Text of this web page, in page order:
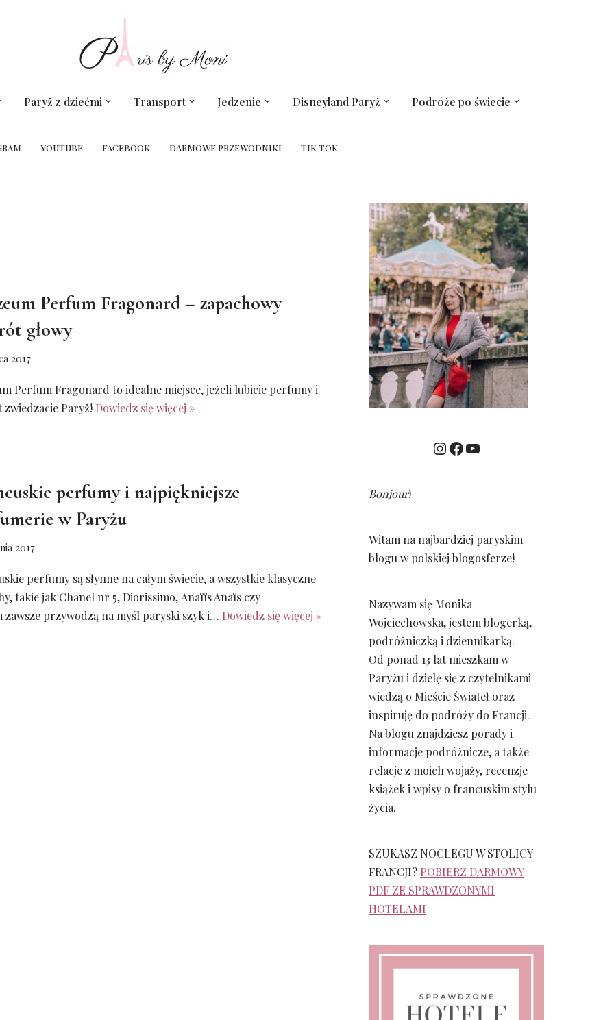
Paryż z dziećmi Transport Jedzenie Disneyland Paryż
Podróże po świecie
YOUTUBE FACEBOOK DARMOWE PRZEWODNIKI TIK TOK
Perfum Fragonard – zapachowy
głowy
2017
Perfum Fragonard to idealne miejsce, jeżeli lubicie perfumy i
zwiedzacie Paryż! Dowiedz się więcej »
perfumy i najpiękniejsze
w Paryżu
2017
perfumy są słynne na całym świecie, a wszystkie klasyczne
takie jak Chanel nr 5, Diorissimo, Anaïïs Anaïs czy
zawsze przywodzą na myśl paryski szyk i… Dowiedz się więcej »
Bonjour!
Witam na najbardziej paryskim
blogu w polskiej blogosferze!
Nazywam się Monika
Wojciechowska, jestem blogerką,
podróżniczką i dziennikarką.
Od ponad 13 lat mieszkam w
Paryżu i dzielę się z czytelnikami
wiedzą o Mieście Świateł oraz
inspiruję do podróży do Francji.
Na blogu znajdziesz porady i
informacje podróżnicze, a także
relacje z moich wojaży, recenzje
książek i wpisy o francuskim stylu
życia.
SZUKASZ NOCLEGU W STOLICY
FRANCJI? POBIERZ DARMOWY
PDF ZE SPRAWDZONYMI
HOTELAMI